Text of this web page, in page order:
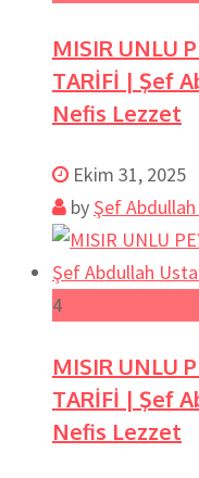
MISIR UNLU
TARİFİ | Şef
Nefis Lezzet
Ekim 31, 2025
by Şef
4
MISIR UNLU
TARİFİ | Şef
Nefis Lezzet